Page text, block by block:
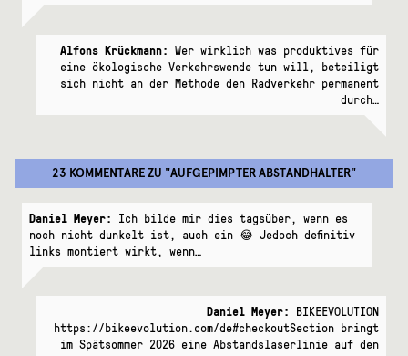
Alfons Krückmann: Wer wirklich was produktives für
eine ökologische Verkehrswende tun will, beteiligt
sich nicht an der Methode den Radverkehr permanent
durch…
23 KOMMENTAREZU "AUFGEPIMPTER ABSTANDHALTER"
Daniel Meyer: Ich bilde mir dies tagsüber, wenn es
noch nicht dunkelt ist, auch ein 😂 Jedoch definitiv
links montiert wirkt, wenn…
Daniel Meyer: BIKEEVOLUTION
https://bikeevolution.com/de#checkoutSection bringt
im Spätsommer 2026 eine Abstandslaserlinie auf den